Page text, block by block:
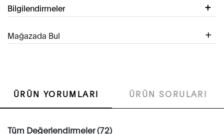
Bilgilendirmeler
Mağazada Bul
ÜRÜN YORUMLARI ÜRÜN SORULARI
Tüm Değerlendirmeler (72)